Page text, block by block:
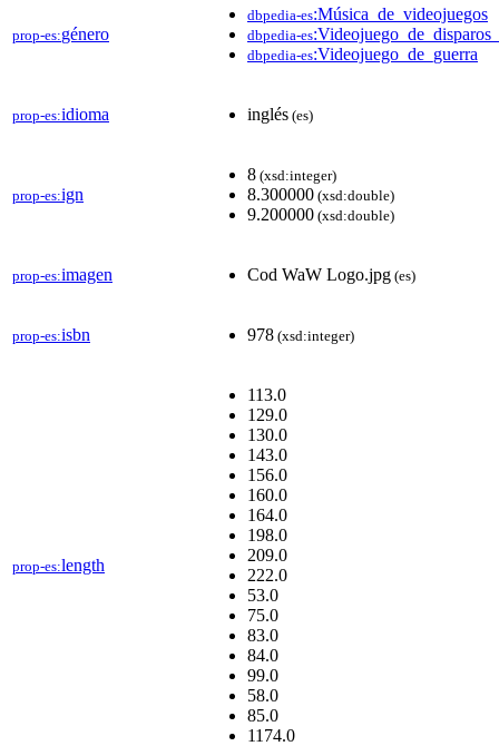
prop-es:género
dbpedia-es:Música_de_videojuegos
dbpedia-es
dbpedia-es:Videojuego_de_guerra
prop-es:idioma inglés (es)
prop-es:ign
8 (xsd:integer)
8.300000 (xsd:double)
9.200000 (xsd:double)
prop-es:imagen Cod WaW Logo.jpg (es)
prop-es:isbn 978 (xsd:integer)
prop-es:length
113.0
129.0
130.0
143.0
156.0
160.0
164.0
198.0
209.0
222.0
53.0
75.0
83.0
84.0
99.0
58.0
85.0
1174.0